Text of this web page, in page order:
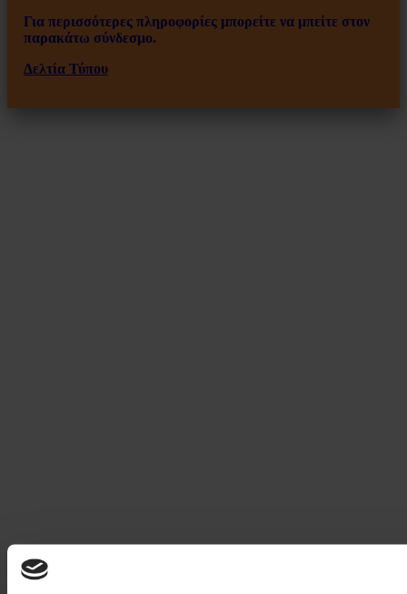
Για περισσότερες πληροφορίες μπορείτε να μπείτε στον
παρακάτω σύνδεσμο.
Δελτία Τύπου